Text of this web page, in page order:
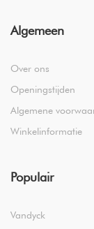
Algemeen
Over ons
Openingstijden
Algemene
Winkelinformatie
Populair
Vandyck